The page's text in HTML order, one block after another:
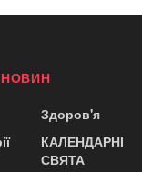
НОВИН
Здоров'я
КАЛЕНДАРНІ
СВЯТА